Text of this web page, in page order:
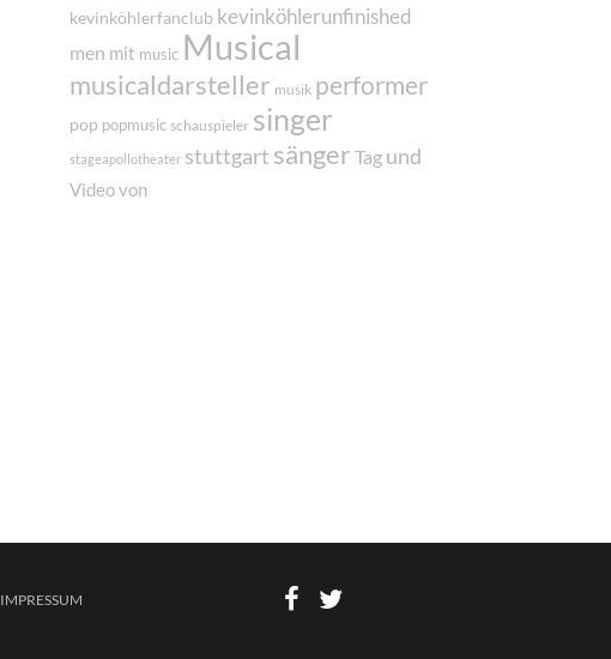
kevinköhlerfanclub kevinköhlerunfinished
men mit music Musical
musicaldarsteller musik performer
pop popmusic schauspieler singer
stageapollotheater stuttgart sänger Tag und
Video von
IMPRESSUM